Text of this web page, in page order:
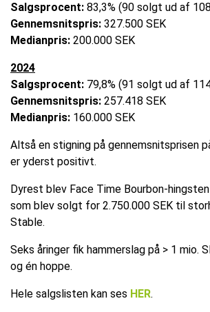
Salgsprocent: 83,3% (90 solgt ud af
Gennemsnitspris: 327.500 SEK
Medianpris: 200.000 SEK
2024
Salgsprocent: 79,8% (91 solgt ud af
Gennemsnitspris: 257.418 SEK
Medianpris: 160.000 SEK
Altså en stigning på gennemsnitsprisen
er yderst positivt.
Dyrest blev Face Time Bourbon-
som blev solgt for 2.750.000 SEK til
Stable.
Seks åringer fik hammerslag på > 1 mio.
og én hoppe.
Hele salgslisten kan ses HER.